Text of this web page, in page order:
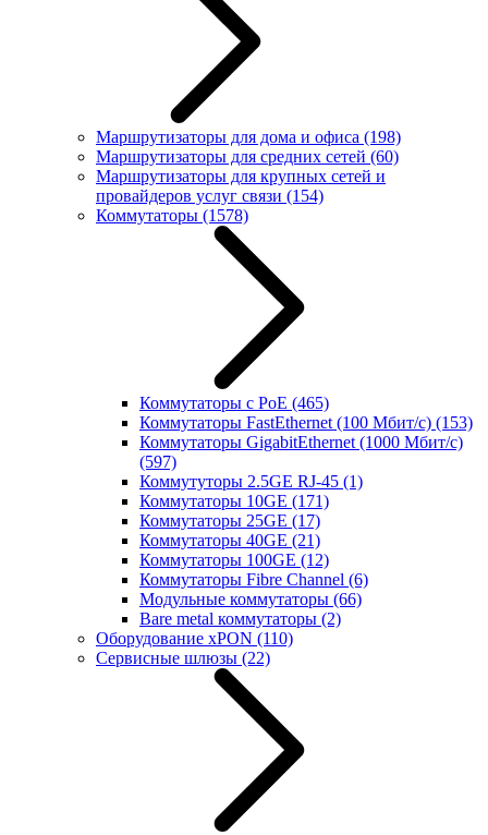
Маршрутизаторы для дома и офиса (198)
Маршрутизаторы для средних сетей (60)
Маршрутизаторы для крупных сетей и
провайдеров услуг связи (154)
Коммутаторы (1578)
Коммутаторы с PoE (465)
Коммутаторы FastEthernet (100 Мбит/с) (153)
Коммутаторы GigabitEthernet (1000 Мбит/с)
(597)
Коммутуторы 2.5GE RJ-45 (1)
Коммутаторы 10GE (171)
Коммутаторы 25GE (17)
Коммутаторы 40GE (21)
Коммутаторы 100GE (12)
Коммутаторы Fibre Channel (6)
Модульные коммутаторы (66)
Bare metal коммутаторы (2)
Оборудование xPON (110)
Сервисные шлюзы (22)